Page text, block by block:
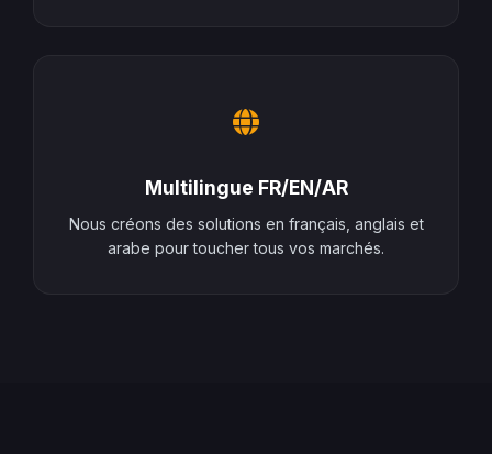
Multilingue FR/EN/AR
Nous créons des solutions en français, anglais et
arabe pour toucher tous vos marchés.